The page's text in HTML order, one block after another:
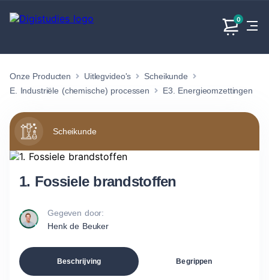
0
Exacte
vakken
vakken.
Taalvakken
Geen
vakken.
Maatschappijvakken
Onze Producten Uitlegvideo's
Scheikunde
E. Industriële (chemische) processen
E3. Energieomzettingen
Scheikunde
1. Fossiele brandstoffen
Gegeven door:
Henk de Beuker
Beschrijving Begrippen